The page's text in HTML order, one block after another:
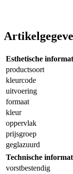
Esthetische
productsoort
kleurcode
uitvoering
formaat
kleur
oppervlak
prijsgroep
geglazuurd
Technische
vorstbestendig